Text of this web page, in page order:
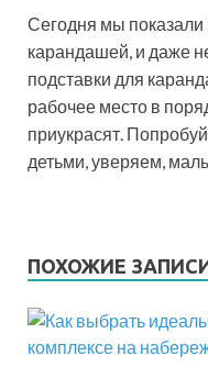
Сегодня мы показали
карандашей, и даже
подставки для
рабочее место в
приукрасят.
детьми, уверяем,
ПОХОЖИЕ